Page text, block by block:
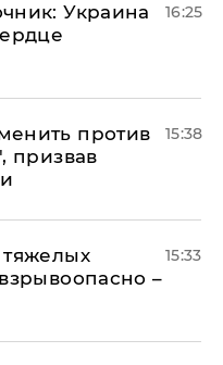
Украина
16:25
против
призвав
15:38
–
15:33